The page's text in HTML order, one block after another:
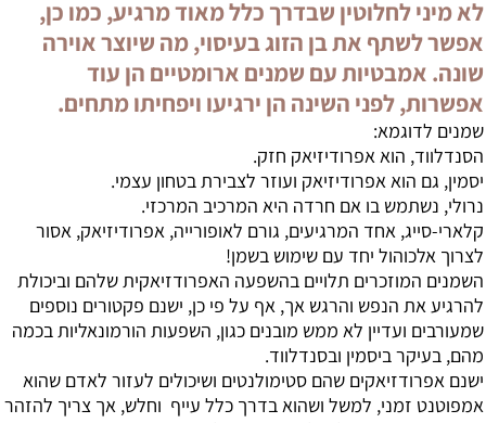
לא מיני לחלוטין שבדרך כלל מאוד מרגיע, כמו כן,
אפשר לשתף את בן הזוג בעיסוי, מה שיוצר אוירה
שונה. אמבטיות עם שמנים ארומטיים הן עוד
אפשרות, לפני השינה הן ירגיעו ויפחיתו מתחים.
שמנים לדוגמא:
הסנדלווד, הוא אפרודיזיאק חזק.
יסמין, גם הוא אפרודיזיאק ועוזר לצבירת בטחון עצמי.
נרולי, נשתמש בו אם חרדה היא המרכיב המרכזי.
קלארי-סייג, אחד המרגיעים, גורם לאופורייה, אפרודיזיאק, אסור
לצרוך אלכוהול יחד עם שימוש בשמן!
השמנים המוזכרים תלויים בהשפעה האפרודזיאקית שלהם וביכולת
להרגיע את הנפש והרגש אך, אף על פי כן, ישנם פקטורים נוספים
שמעורבים ועדיין לא ממש מובנים כגון, השפעות הורמונאליות בכמה
מהם, בעיקר ביסמין ובסנדלווד.
ישנם אפרודזיאקים שהם סטימולנטים ושיכולים לעזור לאדם שהוא
אמפוטנט זמני, למשל ושהוא בדרך כלל עייף וחלש, אך צריך להזהר